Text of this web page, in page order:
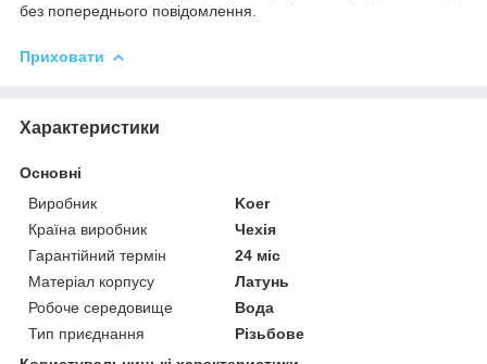
без попереднього повідомлення.
Приховати
Характеристики
Основні
Виробник
Koer
Країна виробник
Чехія
Гарантійний термін
24 міс
Матеріал корпусу
Латунь
Робоче середовище
Вода
Тип приєднання
Різьбове